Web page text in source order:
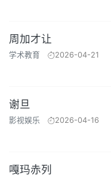
周加才让
学术教育 2026-04-21
谢旦
影视娱乐 2026-04-16
嘎玛赤列